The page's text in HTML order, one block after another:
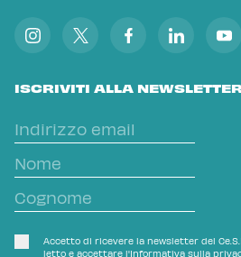
ISCRIVITI ALLA NEWSLETTER
Accetto di ricevere la newsletter del
letto e accettare l'Informativa sulla